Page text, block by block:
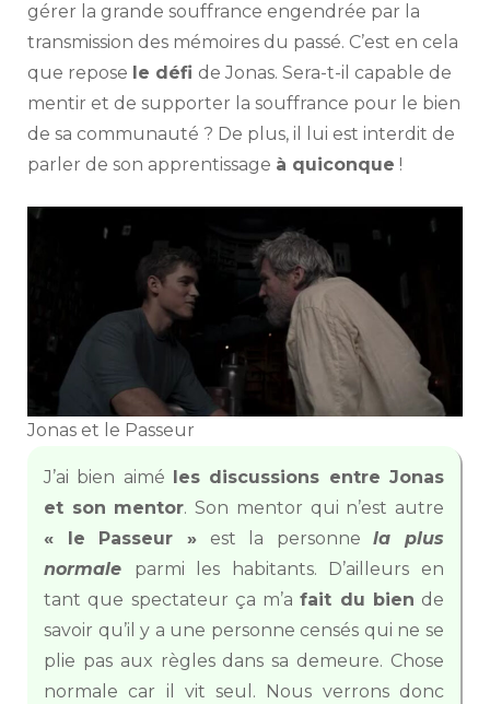
gérer la grande souffrance engendrée par la
transmission des mémoires du passé. C’est en cela
que repose le défi de Jonas. Sera-t-il capable de
mentir et de supporter la souffrance pour le bien
de sa communauté ? De plus, il lui est interdit de
parler de son apprentissage à quiconque !
Jonas et le Passeur
J’ai bien aimé
les discussions entre Jonas
et son mentor. Son mentor qui n’est autre
« le Passeur »est la personnela plus
normale parmi les habitants. D’ailleurs en
tant que spectateur ça m’afait du bien de
savoir qu’il y a une personne censés qui ne se
plie pas aux règles dans sa demeure. Chose
normale car il vit seul. Nous verrons donc